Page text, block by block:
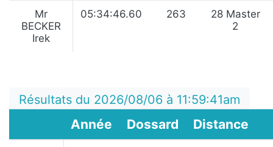
Mr
BECKER
Irek
05:34:46.60 263
28 Master
2
Résultats du 2026/08/06 à 11:59:41am
Année Dossard Distance